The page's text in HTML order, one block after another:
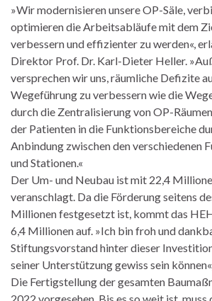
»Wir modernisieren unsere OP-Säle,
optimieren die Arbeitsabläufe mit dem
verbessern und effizienter zu werden«,
Direktor Prof. Dr. Karl-Dieter Heller.
versprechen wir uns, räumliche Defizite
Wegeführung zu verbessern wie die
durch die Zentralisierung von OP-
der Patienten in die Funktionsbereiche
Anbindung zwischen den verschiedenen
und Stationen.«
Der Um- und Neubau ist mit 22,4
veranschlagt. Da die Förderung seitens
Millionen festgesetzt ist, kommt das
6,4 Millionen auf. »Ich bin froh und
Stiftungsvorstand hinter dieser
seiner Unterstützung gewiss sein
Die Fertigstellung der gesamten